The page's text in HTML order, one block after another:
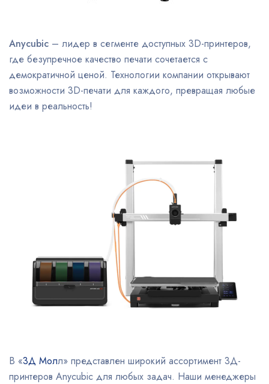
Anycubic – лидер в сегменте доступных 3D-принтеров,
где безупречное качество печати сочетается с
демократичной ценой. Технологии компании открывают
возможности 3D-печати для каждого, превращая любые
идеи в реальность!
В «3Д Молл» представлен широкий ассортимент 3Д-
принтеров Anycubic для любых задач. Наши менеджеры